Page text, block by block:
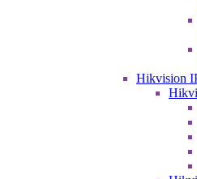
Hikvision